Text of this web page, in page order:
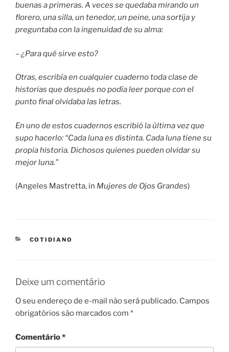
buenas a primeras. A veces se quedaba mirando un
florero, una silla, un tenedor, un peine, una sortija y
preguntaba con la ingenuidad de su alma:
– ¿Para qué sirve esto?
Otras, escribía en cualquier cuaderno toda clase de
historias que después no podía leer porque con el
punto final olvidaba las letras.
En uno de estos cuadernos escribió la última vez que
supo hacerlo: “Cada luna es distinta. Cada luna tiene su
propia historia. Dichosos quienes pueden olvidar su
mejor luna.”
(Angeles Mastretta, in Mujeres de Ojos Grandes)
CATEGORIES
COTIDIANO
Deixe um comentário
O seu endereço de e-mail não será publicado. Campos
obrigatórios são marcados com *
Comentário*